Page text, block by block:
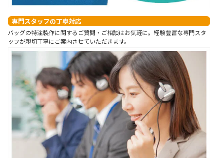
専門スタッフの丁寧対応
バッグの特注製作に関するご質問・ご相談はお気軽に。経験豊富な専門スタ
ッフが親切丁寧にご案内させていただきます。